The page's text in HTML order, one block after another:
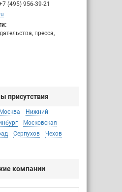
(495) 956-39-21
пресса,
присутствия
Москва
Нижний
Московская
Серпухов Чехов
компании